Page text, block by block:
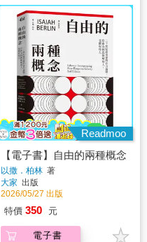
Readmoo
【電子書】自由的兩種概念
以撒．柏林 著
大家 出版
2026/05/27 出版
特價 350 元
電子書